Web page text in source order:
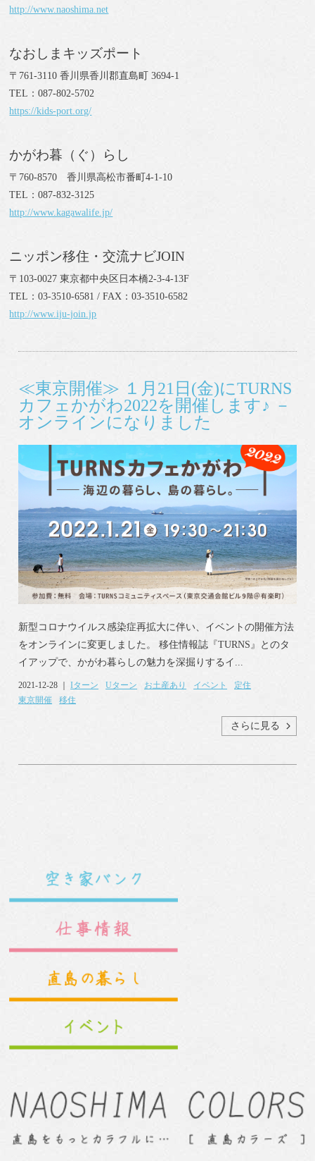
http://www.naoshima.net
なおしまキッズポート
〒761-3110 香川県香川郡直島町 3694-1
TEL：087-802-5702
https://kids-port.org/
かがわ暮（ぐ）らし
〒760-8570 香川県高松市番町4-1-10
TEL：087-832-3125
http://www.kagawalife.jp/
ニッポン移住・交流ナビJOIN
〒103-0027 東京都中央区日本橋2-3-4-13F
TEL：03-3510-6581 / FAX：03-3510-6582
http://www.iju-join.jp
≪東京開催≫ １月21日(金)にTURNS
カフェかがわ2022を開催します♪ －
オンラインになりました
新型コロナウイルス感染症再拡大に伴い、イベントの開催方法
をオンラインに変更しました。 移住情報誌『TURNS』とのタ
イアップで、かがわ暮らしの魅力を深掘りするイ...
2021-12-28 ｜Iターン Uターン お土産あり イベント
定住
東京開催
移住
さらに見る